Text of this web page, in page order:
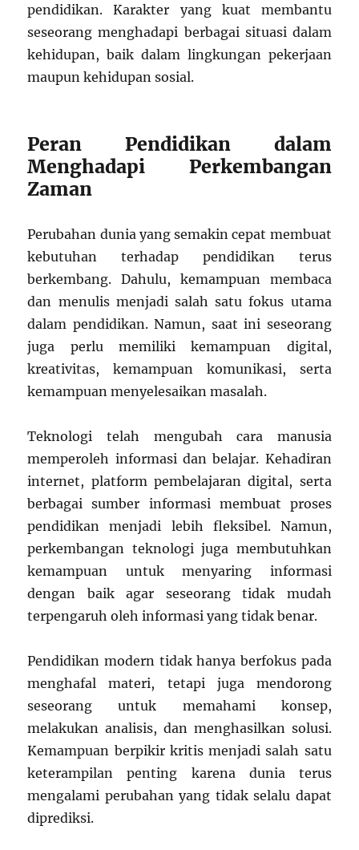
pendidikan. Karakter yang kuat membantu
seseorang menghadapi berbagai situasi dalam
kehidupan, baik dalam lingkungan pekerjaan
maupun kehidupan sosial.
Peran Pendidikan dalam
Menghadapi Perkembangan
Zaman
Perubahan dunia yang semakin cepat membuat
kebutuhan terhadap pendidikan terus
berkembang. Dahulu, kemampuan membaca
dan menulis menjadi salah satu fokus utama
dalam pendidikan. Namun, saat ini seseorang
juga perlu memiliki kemampuan digital,
kreativitas, kemampuan komunikasi, serta
kemampuan menyelesaikan masalah.
Teknologi telah mengubah cara manusia
memperoleh informasi dan belajar. Kehadiran
internet, platform pembelajaran digital, serta
berbagai sumber informasi membuat proses
pendidikan menjadi lebih fleksibel. Namun,
perkembangan teknologi juga membutuhkan
kemampuan untuk menyaring informasi
dengan baik agar seseorang tidak mudah
terpengaruh oleh informasi yang tidak benar.
Pendidikan modern tidak hanya berfokus pada
menghafal materi, tetapi juga mendorong
seseorang untuk memahami konsep,
melakukan analisis, dan menghasilkan solusi.
Kemampuan berpikir kritis menjadi salah satu
keterampilan penting karena dunia terus
mengalami perubahan yang tidak selalu dapat
diprediksi.